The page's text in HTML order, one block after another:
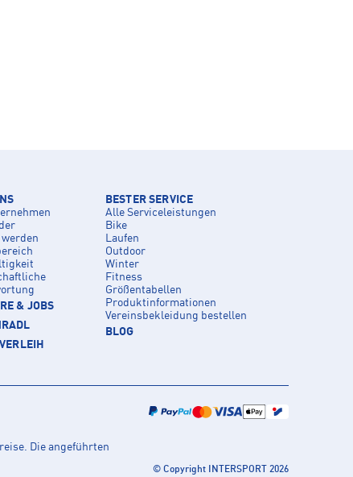
& JOBS
BESTER SERVICE
Alle Serviceleistungen
Bike
Laufen
Outdoor
Winter
Fitness
Größentabellen
Produktinformationen
Vereinsbekleidung bestellen
BLOG
Die angeführten
© Copyright INTERSPORT 2026